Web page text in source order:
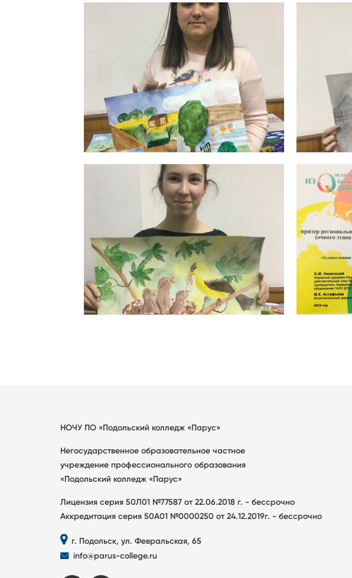
НОЧУ ПО «Подольский колледж «Парус»
Негосударственное образовательное частное
учреждение профессионального образования
«Подольский колледж «Парус»
Лицензия серия 50Л01 №77587 от 22.06.2018 г. - бессрочно
Аккредитация серия 50А01 №0000250 от 24.12.2019г. - бессрочно
г. Подольск, ул. Февральская, 65
info@parus-college.ru